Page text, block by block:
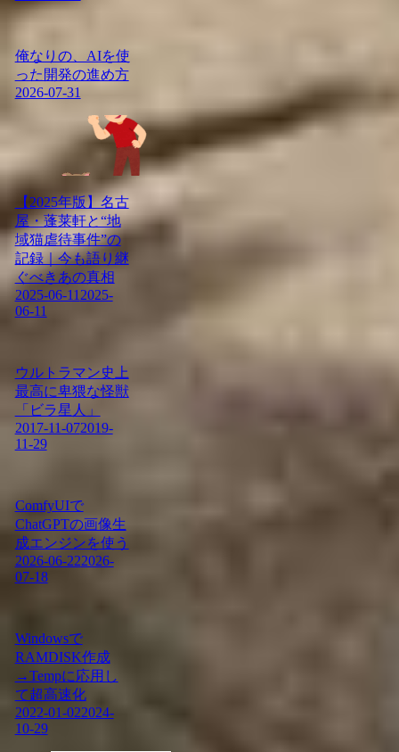
俺なりの、AIを使
った開発の進め方
2026-07-31
【2025年版】名古
屋・蓬莱軒と“地
域猫虐待事件”の
記録｜今も語り継
ぐべきあの真相
2025-06-11 2025-
06-11
ウルトラマン史上
最高に卑猥な怪獣
「ビラ星人」
2017-11-072019-
11-29
ComfyUIで
ChatGPTの画像生
成エンジンを使う
2026-06-222026-
07-18
Windowsで
RAMDISK作成
→Tempに応用し
て超高速化
2022-01-022024-
10-29